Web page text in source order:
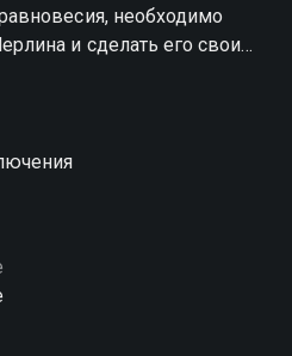
необходимо
и сделать его своим
мальчика из